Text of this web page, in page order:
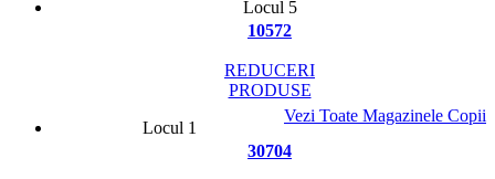
Locul 5
10572
REDUCERI
PRODUSE
Vezi Toate Magazinele Copii
Locul 1
30704